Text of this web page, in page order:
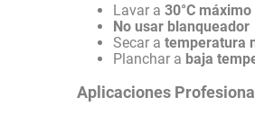
Lavar a30°C máximo
No usar blanqueador
Secar atemperatura
Planchar a baja
Aplicaciones